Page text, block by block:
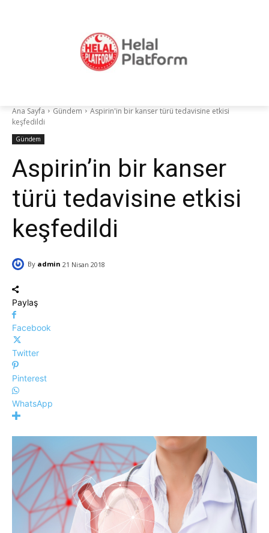
Ana Sayfa Gündem
Aspirin'in bir kanser türü tedavisine etkisi
keşfedildi
Gündem
Aspirin’in bir kanser
türü tedavisine etkisi
keşfedildi
By admin 21 Nisan 2018
Paylaş
Facebook
Twitter
Pinterest
WhatsApp